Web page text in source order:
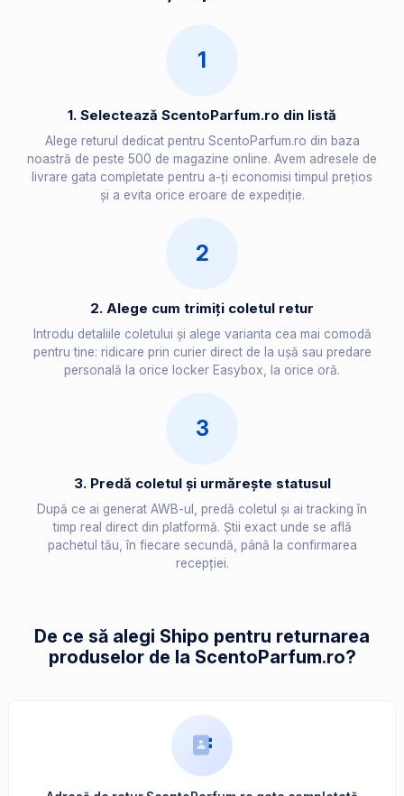
1
1. Selectează ScentoParfum.ro din listă
Alege returul dedicat pentru ScentoParfum.ro din baza
noastră de peste 500 de magazine online. Avem adresele de
livrare gata completate pentru a-ți economisi timpul prețios
și a evita orice eroare de expediție.
2
2. Alege cum trimiți coletul retur
Introdu detaliile coletului și alege varianta cea mai comodă
pentru tine: ridicare prin curier direct de la ușă sau predare
personală la orice locker Easybox, la orice oră.
3
3. Predă coletul și urmărește statusul
După ce ai generat AWB-ul, predă coletul și ai tracking în
timp real direct din platformă. Știi exact unde se află
pachetul tău, în fiecare secundă, până la confirmarea
recepției.
De ce să alegi Shipo pentru returnarea
produselor de la ScentoParfum.ro?